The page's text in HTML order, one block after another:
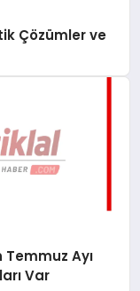
Çözümler ve
Temmuz Ayı
Var